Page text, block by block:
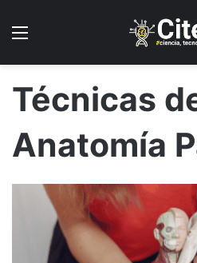
Técnicas
Anatomía